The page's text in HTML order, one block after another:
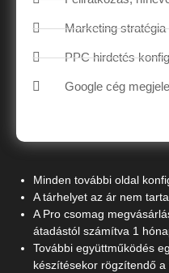
Marketing stratégia
PPC hirdetés
Google cég
Minden további oldal
A tárhelyet az ár nem
A Pro csomag
átadástól számítva 1
További együttműködés
készítésekor rögzítendő